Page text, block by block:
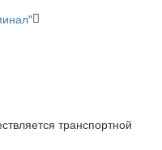
транспортной